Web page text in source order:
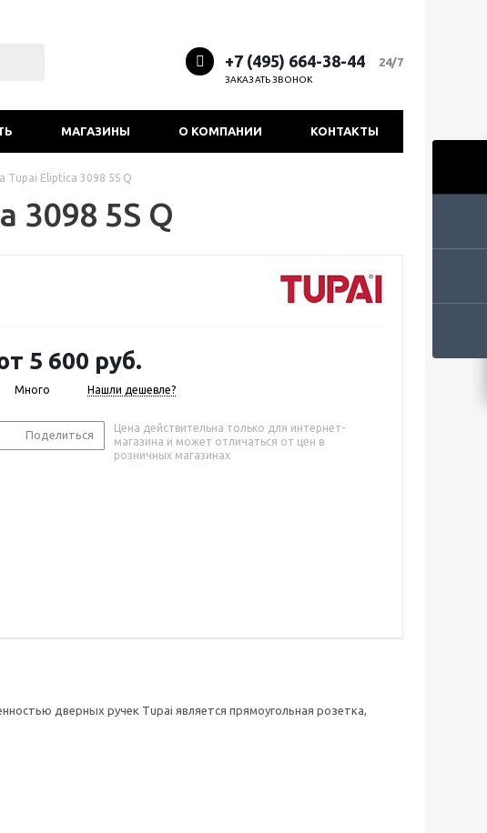
+7 (495) 664-38-44 24/7
ЗАКАЗАТЬ ЗВОНОК
МАГАЗИНЫ О КОМПАНИИ КОНТАКТЫ
Tupai Eliptica 3098 5S Q
3098 5S Q
5 600 руб.
Много Нашли дешевле?
Поделиться
Цена действительна только для интернет-
магазина и может отличаться от цен в
розничных магазинах
дверных ручек Tupai является прямоугольная розетка,